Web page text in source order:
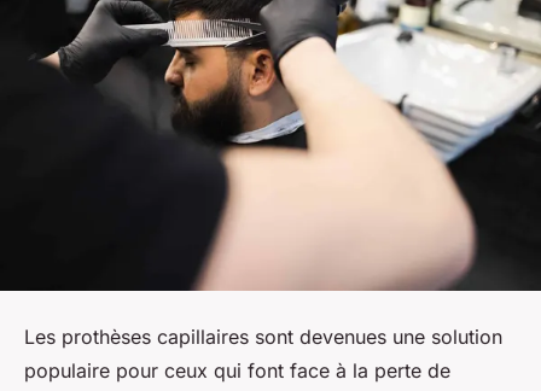
Les prothèses capillaires sont devenues une solution
populaire pour ceux qui font face à la perte de